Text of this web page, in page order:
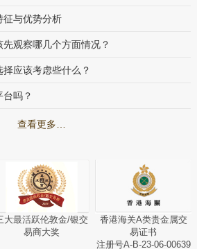
征与优势分析
观察哪几个方面情况？
应该考虑些什么？
吗？
查看更多…
大最活跃伦敦金/银交
易商大奖
香港海关A类贵金属交
易证书
注册号A-B-23-06-00639